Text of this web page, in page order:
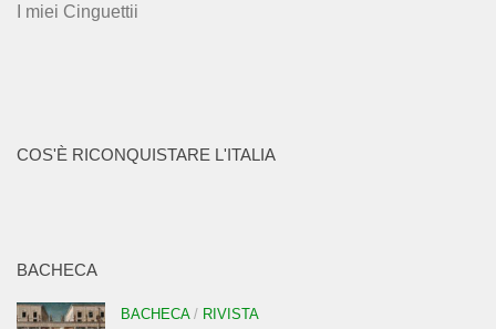
I miei Cinguettii
COS'È RICONQUISTARE L'ITALIA
BACHECA
BACHECA/ RIVISTA